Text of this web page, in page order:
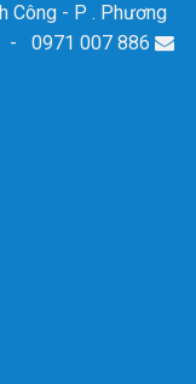
Công - P . Phương
0971 007 886